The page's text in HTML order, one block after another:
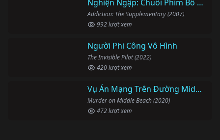
Nghiện Ngập: Chuỗi Phim Bổ Trợ
Addiction: The Supplementary (2007)
992 lượt xem
Người Phi Công Vô Hình
The Invisible Pilot (2022)
420 lượt xem
Vụ Án Mạng Trên Đường Middle Beach
Murder on Middle Beach (2020)
472 lượt xem